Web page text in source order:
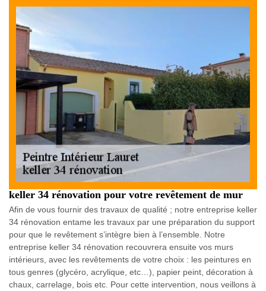
keller 34 rénovation pour votre revêtement de mur
Afin de vous fournir des travaux de qualité ; notre entreprise keller
34 rénovation entame les travaux par une préparation du support
pour que le revêtement s’intègre bien à l’ensemble. Notre
entreprise keller 34 rénovation recouvrera ensuite vos murs
intérieurs, avec les revêtements de votre choix : les peintures en
tous genres (glycéro, acrylique, etc…), papier peint, décoration à
chaux, carrelage, bois etc. Pour cette intervention, nous veillons à